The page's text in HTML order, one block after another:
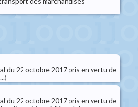
du 22 octobre 2017 pris en vertu de
du 22 octobre 2017 pris en vertu de